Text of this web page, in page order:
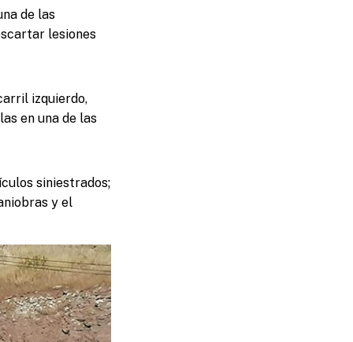
de las
lesiones
izquierdo,
en una de las
siniestrados;
y el